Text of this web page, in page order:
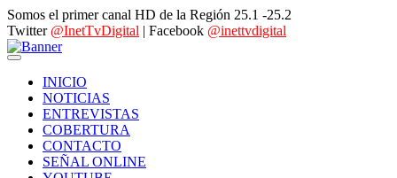
Somos el primer canal HD de la Región 25.1 -25.2
Twitter @InetTvDigital | Facebook @inettvdigital
INICIO
NOTICIAS
ENTREVISTAS
COBERTURA
CONTACTO
SEÑAL ONLINE